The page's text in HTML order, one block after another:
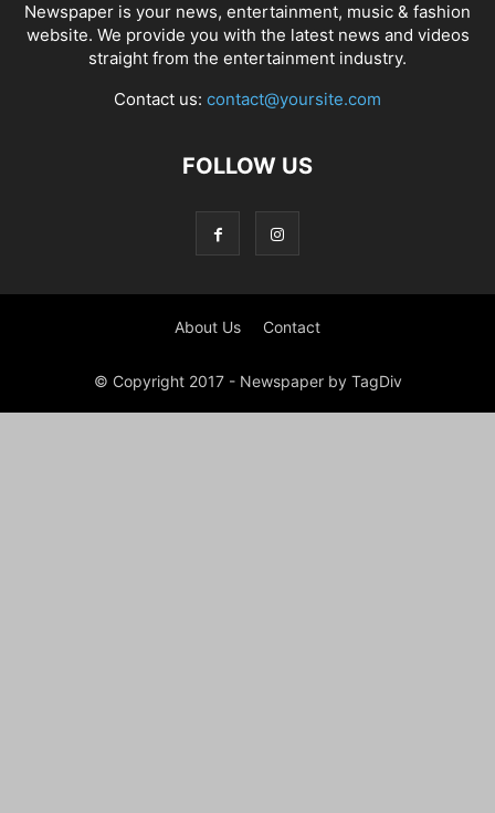
Newspaper is your news, entertainment, music & fashion
website. We provide you with the latest news and videos
straight from the entertainment industry.
Contact us: contact@yoursite.com
FOLLOW US
About Us Contact
© Copyright 2017 - Newspaper by TagDiv